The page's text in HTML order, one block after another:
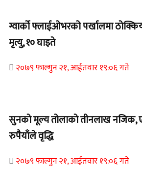
ग्वार्को फ्लाईओभरको पर्खालमा
मृत्यु, १० घाइते
२०७९ फाल्गुन २१, आईतवार १९:०६ गते
सुनको मूल्य तोलाको तीनलाख नजिक,
रुपैयाँले वृद्धि
२०७९ फाल्गुन २१, आईतवार १९:०६ गते